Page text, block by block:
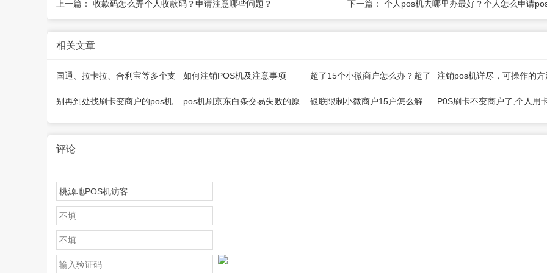
上一篇： 收款码怎么弄个人收款码？申请注意哪些问题？ 下一篇： 个人pos机去哪里办最好？个人怎么申请
相关文章
国通、拉卡拉、合利宝等多个支
付公司推出微智能pos机
如何注销POS机及注意事项
超了15个小微商户怎么办？超了
5家收单机构怎么办？
注销pos机详尽，可操作的方
别再到处找刷卡变商户的pos机
pos机刷京东白条交易失败的原
银联限制小微商户15户怎么解
P0S刷卡不变商户了,个人用
评论